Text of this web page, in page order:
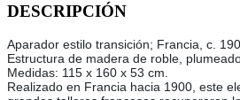
DESCRIPCIÓN
Aparador estilo transición; Francia, c.
Estructura de madera de roble,
Medidas: 115 x 160 x 53 cm.
Realizado en Francia hacia 1900, este